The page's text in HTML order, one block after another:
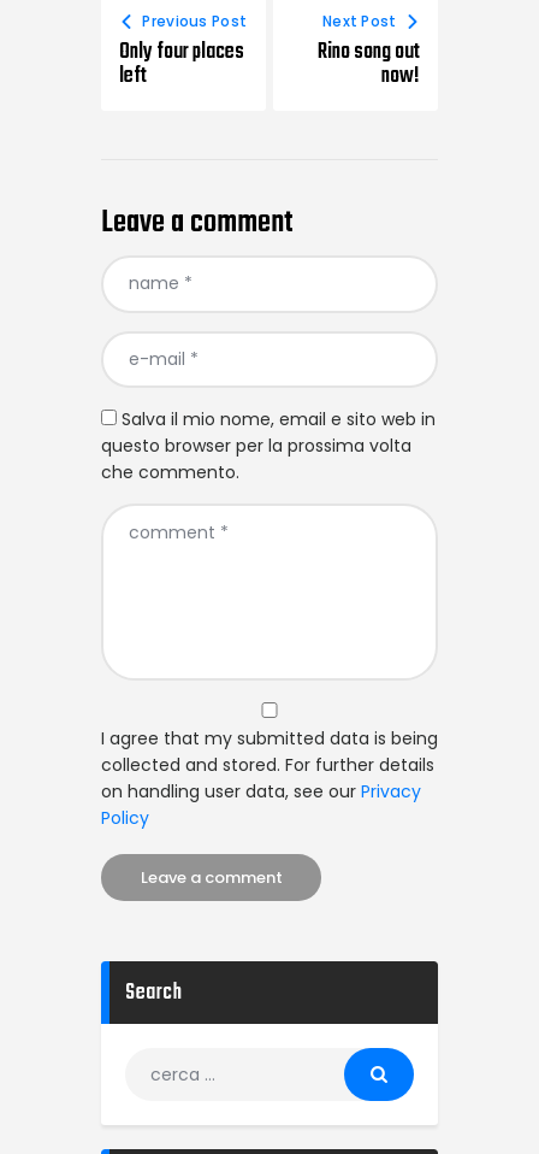
Previous Post
Only four places
left
Next Post
Rino song out
now!
Leave a comment
Salva il mio nome, email e sito web in
questo browser per la prossima volta
che commento.
I agree that my submitted data is being
collected and stored. For further details
on handling user data, see our Privacy
Policy
Search